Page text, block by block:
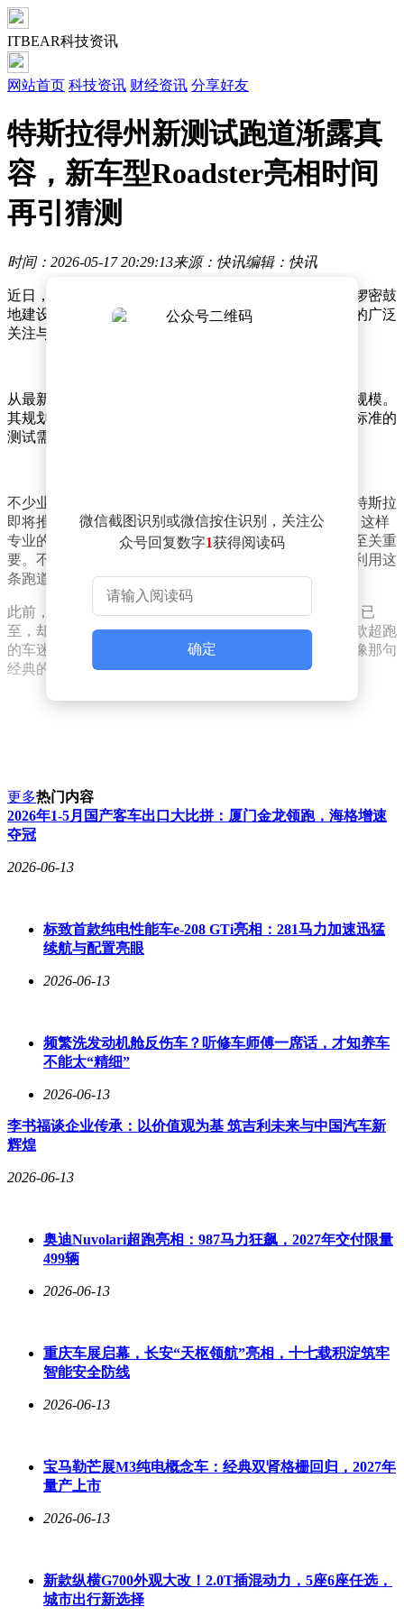
ITBEAR科技资讯
网站首页 科技资讯 财经资讯 分享好友
特斯拉得州新测试跑道渐露真
容，新车型Roadster亮相时间
再引猜测
时间：2026-05-17 20:29:13来源：快讯编辑：快讯
近日，有消息透露特斯拉位于得州超级工厂周边正在紧锣密鼓
地建设一条全新的车辆测试跑道。这一动态引发了外界的广泛
关注与诸多猜测。
从最新公布的航拍画面来看，这条新建的跑道已经颇具规模。
其规划布局合理，道路设施完善，显然是为满足车辆高标准的
测试需求而打造的。
不少业内人士和车迷纷纷猜测，这条新建跑道或许是为特斯拉
即将推出的全设计新车型超跑Roadster而准备的。毕竟，这样
专业的测试场地对于一款高性能超跑的性能验证和优化至关重
要。不过，也有观点认为，其他特斯拉车型未来同样会利用这
条跑道进行测试，以提升车辆的整体性能和安全性。
此前，有消息称Roadster有望在4月对外亮相，但如今5月已
至，却仍未见到其正式发布的身影。这也让不少期待这款超跑
的车迷感到有些焦急，甚至有人调侃其发布时间会不会像那句
经典的“two weeks”一样，一直处于“即将到来”的状态。
微信截图识别或微信按住识别，关注公
众号回复数字1获得阅读码
确定
更多热门内容
2026年1-5月国产客车出口大比拼：厦门金龙领跑，海格增速
夺冠
2026-06-13
标致首款纯电性能车e-208 GTi亮相：281马力加速迅猛
续航与配置亮眼
2026-06-13
频繁洗发动机舱反伤车？听修车师傅一席话，才知养车
不能太“精细”
2026-06-13
李书福谈企业传承：以价值观为基 筑吉利未来与中国汽车新
辉煌
2026-06-13
奥迪Nuvolari超跑亮相：987马力狂飙，2027年交付限量
499辆
2026-06-13
重庆车展启幕，长安“天枢领航”亮相，十七载积淀筑牢
智能安全防线
2026-06-13
宝马勒芒展M3纯电概念车：经典双肾格栅回归，2027年
量产上市
2026-06-13
新款纵横G700外观大改！2.0T插混动力，5座6座任选，
城市出行新选择